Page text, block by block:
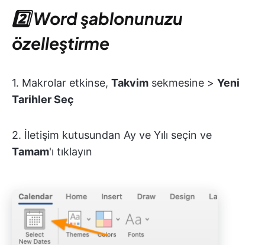
2️⃣ Word şablonunuzu
özelleştirme
1. Makrolar etkinse, Takvim sekmesine > Yeni
Tarihler Seç
2. İletişim kutusundan Ay ve Yılı seçin ve
Tamam'ı tıklayın